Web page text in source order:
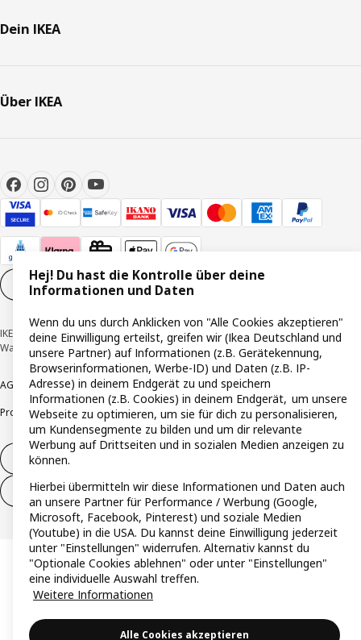
Dein IKEA
Über IKEA
Cookie-Einstellungen DE
IKEA Deutschland GmbH & Co. KG - Am Wandersmann 2-4, 65719 Hofheim-
Wallau © Inter IKEA Systems B.V. 1999-2026
AGB Barrierefreiheit Cookie-RichtlinieDatenschutzerklärungImpressum
ProduktrückrufeResponsible DisclosureVertrauensstelle
Vertrag widerrufen
Vertrag widerrufen (Services & Leistungen)
Hej! Du hast die Kontrolle über deine
Informationen und Daten
Wenn du uns durch Anklicken von "Alle Cookies akzeptieren"
deine Einwilligung erteilst, greifen wir (Ikea Deutschland und
unsere Partner) auf Informationen (z.B. Gerätekennung,
Browserinformationen, Werbe-ID) und Daten (z.B. IP-
Adresse) in deinem Endgerät zu und speichern
Informationen (z.B. Cookies) in deinem Endgerät, um unsere
Webseite zu optimieren, um sie für dich zu personalisieren,
um Kundensegmente zu bilden und um dir relevante
Werbung auf Drittseiten und in sozialen Medien anzeigen zu
können.
Hierbei übermitteln wir diese Informationen und Daten auch
an unsere Partner für Performance / Werbung (Google,
Microsoft, Facebook, Pinterest) und soziale Medien
(Youtube) in die USA. Du kannst deine Einwilligung jederzeit
unter "Einstellungen" widerrufen. Alternativ kannst du
"Optionale Cookies ablehnen" oder unter "Einstellungen"
eine individuelle Auswahl treffen.
Weitere Informationen
Alle Cookies akzeptieren